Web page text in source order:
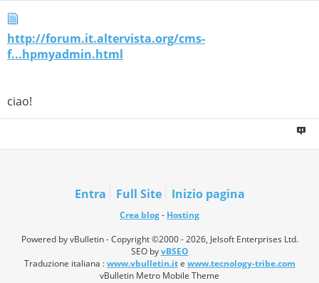
http://forum.it.altervista.org/cms-
f...hpmyadmin.html
ciao!
Entra Full Site Inizio pagina
Crea blog- Hosting
Powered by vBulletin - Copyright ©2000 - 2026, Jelsoft Enterprises Ltd.
SEO byvBSEO
Traduzione italiana :www.vbulletin.ite www.tecnology-tribe.com
vBulletin Metro Mobile Theme